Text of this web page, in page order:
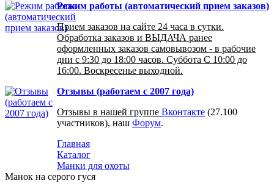
Режим работы (автоматический прием заказов)
Прием заказов на сайте 24 часа в сутки.
Обработка заказов и ВЫДАЧА ранее
оформленных заказов самовывозом - в рабочие
дни с 9:30 до 18:00 часов. Суббота С 10:00 до
16:00. Воскресенье выходной.
Отзывы (работаем с 2007 года)
Отзывы в нашей группе Вконтакте (27.100
участников), наш Форум.
Главная
Каталог
Манки для охоты
Манок на серого гуся